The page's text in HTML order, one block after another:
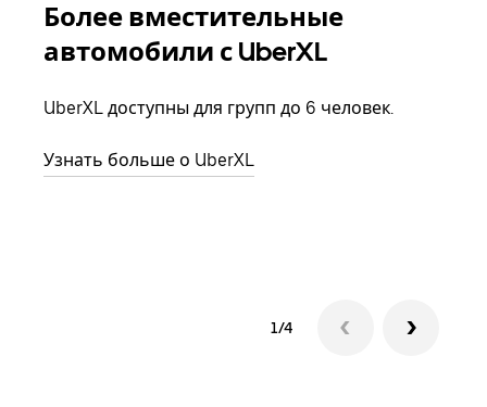
Более вместительные
автомобили с UberXL
UberXL доступны для групп до 6 человек.
Узнать больше о UberXL
1/4